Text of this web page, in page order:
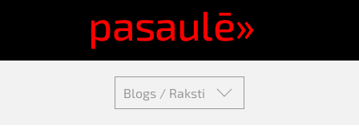
pasaulē»
Blogs / Raksti